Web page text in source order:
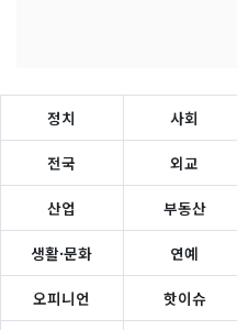
정치 사회
전국 외교
산업 부동산
생활·문화 연예
오피니언 핫이슈